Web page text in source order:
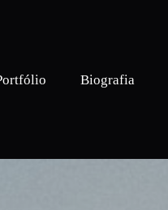
Biografia